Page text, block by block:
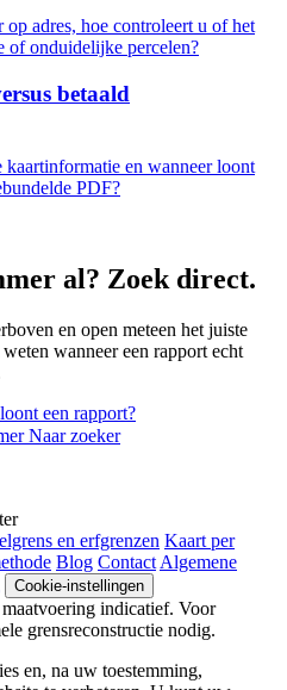
adres, hoe controleert u of het
of onduidelijke percelen?
betaald
kaartinformatie en wanneer loont
PDF?
al? Zoek direct.
en open meteen het juiste
wanneer een rapport echt
een rapport?
Naar zoeker
en erfgrenzen Kaart per
Blog Contact Algemene
Cookie-instellingen
indicatief. Voor
grensreconstructie nodig.
en, na uw toestemming,